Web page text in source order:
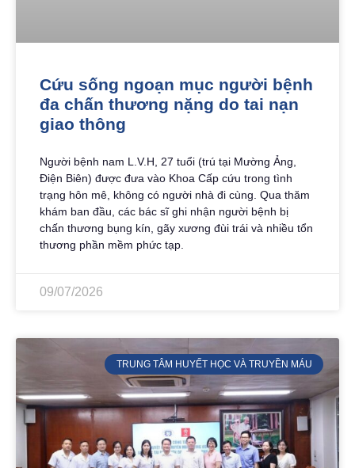
Cứu sống ngoạn mục người bệnh
đa chấn thương nặng do tai nạn
giao thông
Người bệnh nam L.V.H, 27 tuổi (trú tại Mường Ảng,
Điện Biên) được đưa vào Khoa Cấp cứu trong tình
trạng hôn mê, không có người nhà đi cùng. Qua thăm
khám ban đầu, các bác sĩ ghi nhận người bệnh bị
chấn thương bụng kín, gãy xương đùi trái và nhiều tổn
thương phần mềm phức tạp.
09/07/2026
TRUNG TÂM HUYẾT HỌC VÀ TRUYỀN MÁU